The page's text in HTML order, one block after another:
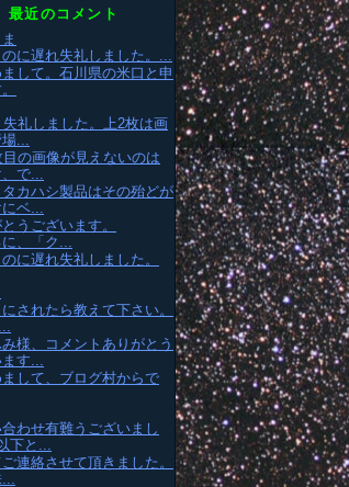
最近のコメント
に遅れ失礼しました。...
して。石川県の米口と申
礼しました。上2枚は画
...
目の画像が見えないのは
で...
カハシ製品はその殆どが
ベ...
うございます。
、「ク...
に遅れ失礼しました。
されたら教えて下さい。
様、コメントありがとう
す...
して、ブログ村からで
わせ有難うございまし
下と...
連絡させて頂きました。